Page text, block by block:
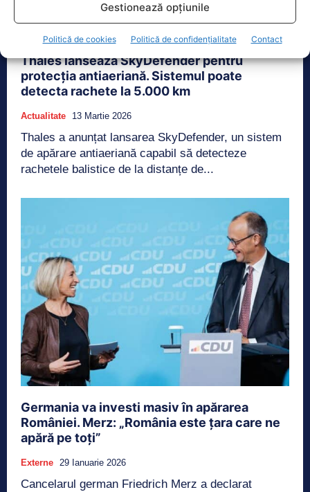
Gestionează opțiunile
Politică de cookies Politică de confidențialitate Contact
Thales lansează SkyDefender pentru
protecția antiaeriană. Sistemul poate
detecta rachete la 5.000 km
Actualitate 13 Martie 2026
Thales a anunțat lansarea SkyDefender, un sistem
de apărare antiaeriană capabil să detecteze
rachetele balistice de la distanțe de...
Germania va investi masiv în apărarea
României. Merz: „România este țara care ne
apără pe toți”
Externe 29 Ianuarie 2026
Cancelarul german Friedrich Merz a declarat